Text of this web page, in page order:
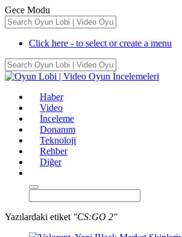
Gece Modu
Click here - to select or create a menu
Haber
Video
İnceleme
Donanım
Teknoloji
Rehber
Diğer
Yazılardaki etiket "CS:GO 2"